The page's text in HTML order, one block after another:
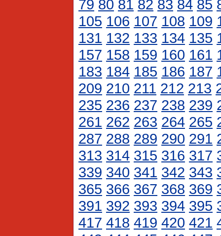
79 80 81 82 83 84 85
105 106 107 108 109
131 132 133 134 135
157 158 159 160 161
183 184 185 186 187
209 210 211 212 213
235 236 237 238 239
261 262 263 264 265
287 288 289 290 291
313 314 315 316 317
339 340 341 342 343
365 366 367 368 369
391 392 393 394 395
417 418 419 420 421